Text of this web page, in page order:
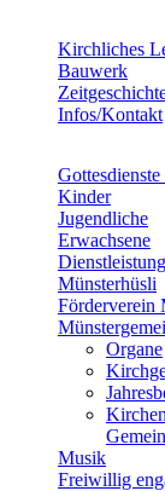
Kirchliches
Bauwerk
Infos/Kontakt
Kinder
Jugendliche
Erwachsene
Münsterhüsli
Förderverein
Organe
Musik
Freiwillig